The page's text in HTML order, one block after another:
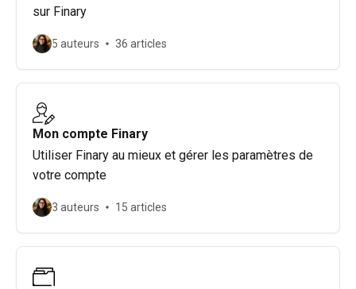
sur Finary
5 auteurs 36 articles
Mon compte Finary
Utiliser Finary au mieux et gérer les paramètres de
votre compte
3 auteurs 15 articles